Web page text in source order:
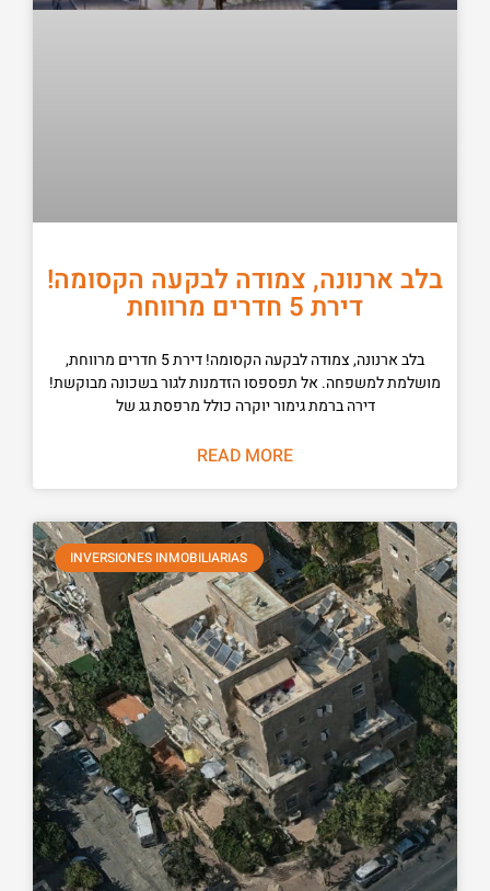
בלב ארנונה, צמודה לבקעה הקסומה!
דירת 5 חדרים מרווחת
בלב ארנונה, צמודה לבקעה הקסומה! דירת 5 חדרים מרווחת,
מושלמת למשפחה. אל תפספסו הזדמנות לגור בשכונה מבוקשת!
דירה ברמת גימור יוקרה כולל מרפסת גג של
READ MORE
INVERSIONES INMOBILIARIAS